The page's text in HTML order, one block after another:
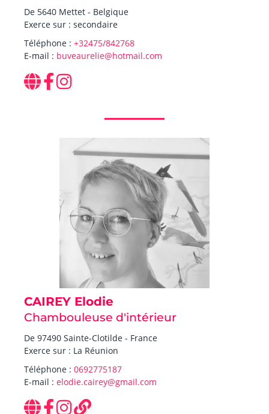
De 5640 Mettet - Belgique
Exerce sur : secondaire
Téléphone : +32475/842768
E-mail : buveaurelie@hotmail.com
CAIREY Elodie
Chambouleuse d'intérieur
De 97490 Sainte-Clotilde - France
Exerce sur : La Réunion
Téléphone : 0692775187
E-mail : elodie.cairey@gmail.com